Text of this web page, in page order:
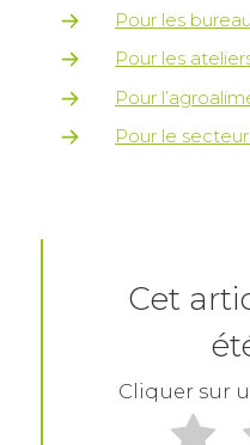
Pour les
Pour les
Pour
Pour le
Cet
Cliquer sur